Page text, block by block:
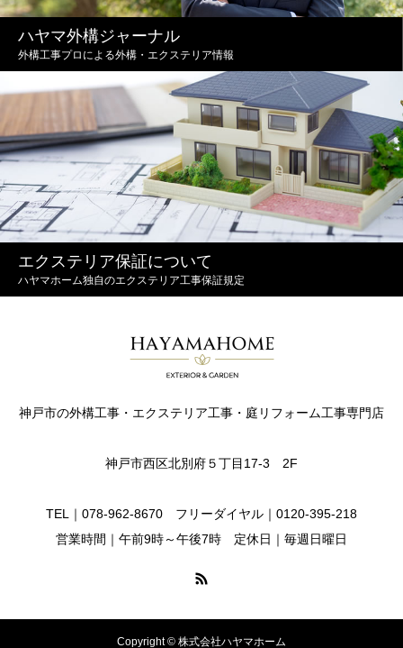
ハヤマ外構ジャーナル
外構工事プロによる外構・エクステリア情報
エクステリア保証について
ハヤマホーム独自のエクステリア工事保証規定
神戸市の外構工事・エクステリア工事・庭リフォーム工事専門店
神戸市西区北別府５丁目17-3 2F
TEL｜078-962-8670 フリーダイヤル｜0120-395-218
営業時間｜午前9時～午後7時 定休日｜毎週日曜日
Copyright © 株式会社ハヤマホーム